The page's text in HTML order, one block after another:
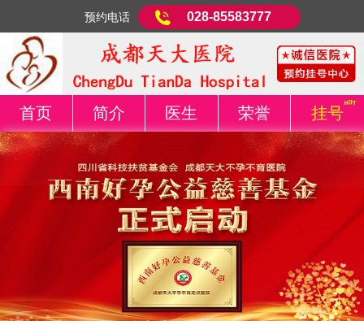
预约电话 028-85583777
首页 简介 医生 荣誉 挂号